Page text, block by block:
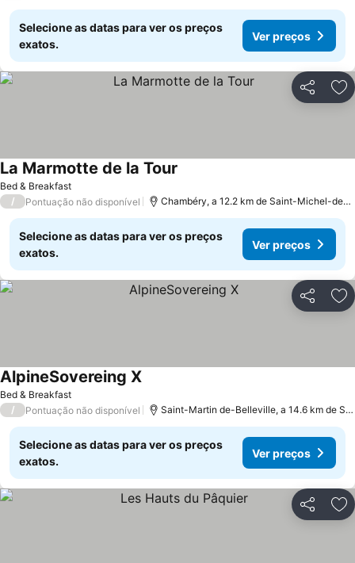
Selecione as datas para ver os preços
exatos.
Ver preços
Partilhar
Bed & Breakfast
La Marmotte de la Tour
/ Pontuação não disponível Chambéry, a 12.2 km de Saint-Michel-de-
Selecione as datas para ver os preços
exatos.
Ver preços
Partilhar
Bed & Breakfast
AlpineSovereing XVer preços
/ Pontuação não disponível Saint-Martin de-Belleville, a 14.6 km de
Selecione as datas para ver os preços
exatos.
Ver preços
Partilhar